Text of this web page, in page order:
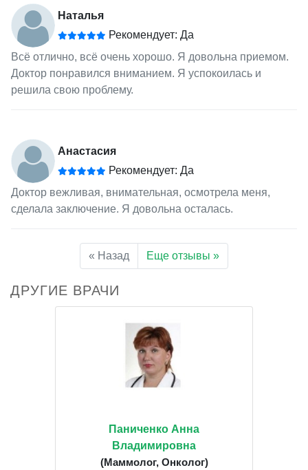
Наталья
Рекомендует: Да
Всё отлично, всё очень хорошо. Я довольна приемом.
Доктор понравился вниманием. Я успокоилась и
решила свою проблему.
Анастасия
Рекомендует: Да
Доктор вежливая, внимательная, осмотрела меня,
сделала заключение. Я довольна осталась.
« Назад Еще отзывы »
ДРУГИЕ ВРАЧИ
Паниченко Анна
Владимировна
(Маммолог, Онколог)